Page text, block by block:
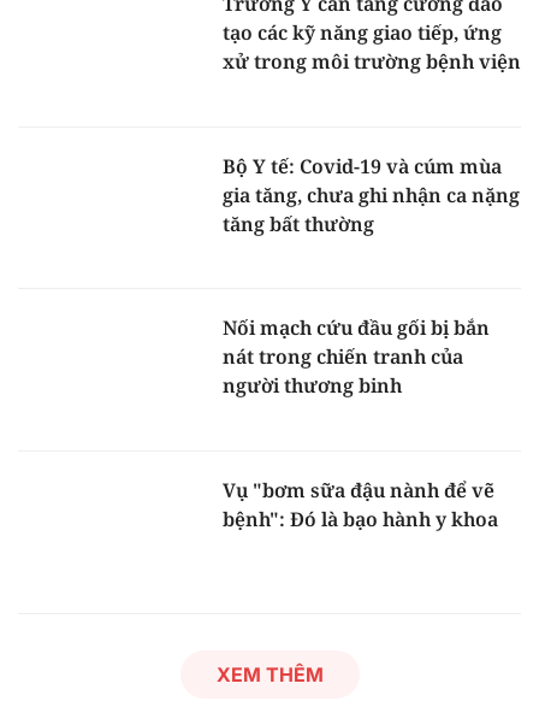
tạo các kỹ năng giao tiếp, ứng
xử trong môi trường bệnh viện
Bộ Y tế: Covid-19 và cúm mùa
gia tăng, chưa ghi nhận ca nặng
tăng bất thường
Nối mạch cứu đầu gối bị bắn
nát trong chiến tranh của
người thương binh
Vụ "bơm sữa đậu nành để vẽ
bệnh": Đó là bạo hành y khoa
XEM THÊM